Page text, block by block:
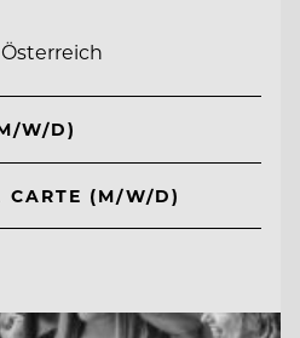
W/D)
CARTE (M/W/D)